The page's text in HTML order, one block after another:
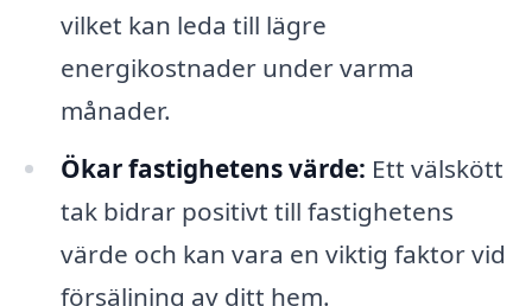
vilket kan leda till lägre
energikostnader under varma
månader.
Ökar fastighetens värde: Ett välskött
tak bidrar positivt till fastighetens
värde och kan vara en viktig faktor vid
försäljning av ditt hem.